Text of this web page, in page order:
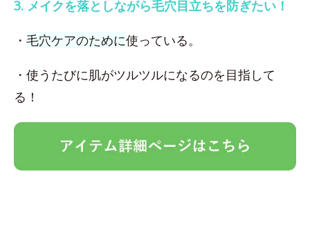
3. メイクを落としながら毛穴目立ちを防ぎたい！
・ 毛穴ケアのために使っている。
・使うたびに肌がツルツルになるのを目指して
る！